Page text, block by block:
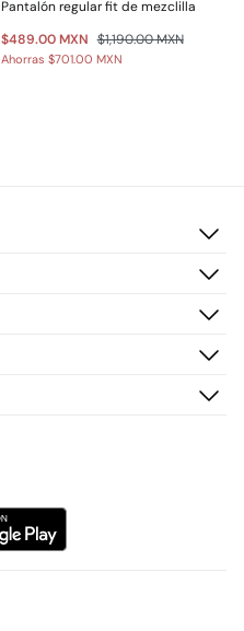
Pantalón regular fit de mezclilla
$489.00 MXN $1,190.00 MXN
Ahorras $701.00 MXN